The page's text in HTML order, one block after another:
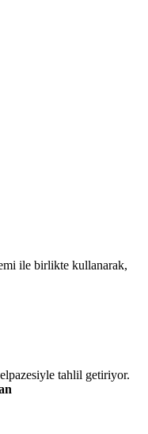
ile birlikte kullanarak,
tahlil getiriyor.